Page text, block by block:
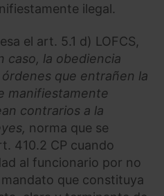
ilegal.
el art. 5.1 d) LOFCS,
caso, la obediencia
que entrañen la
manifiestamente
contrarios a la
norma que se
410.2 CP cuando
al funcionario por no
que constituya